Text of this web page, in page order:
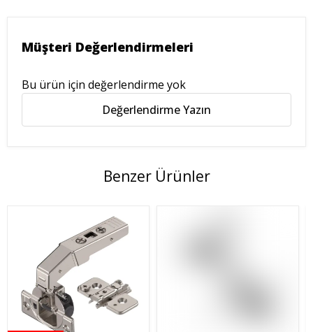
Müşteri Değerlendirmeleri
Bu ürün için değerlendirme yok
Değerlendirme Yazın
Benzer Ürünler